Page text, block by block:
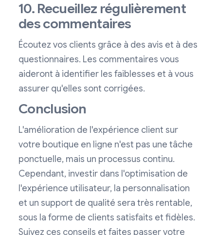
10. Recueillez régulièrement
des commentaires
Écoutez vos clients grâce à des avis et à des
questionnaires. Les commentaires vous
aideront à identifier les faiblesses et à vous
assurer qu'elles sont corrigées.
Conclusion
L'amélioration de l'expérience client sur
votre boutique en ligne n'est pas une tâche
ponctuelle, mais un processus continu.
Cependant, investir dans l'optimisation de
l'expérience utilisateur, la personnalisation
et un support de qualité sera très rentable,
sous la forme de clients satisfaits et fidèles.
Suivez ces conseils et faites passer votre